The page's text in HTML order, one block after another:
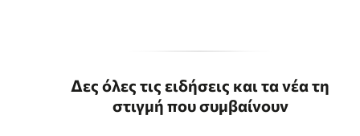
Δες όλες τις ειδήσεις και τα νέα τη
στιγμή που συμβαίνουν